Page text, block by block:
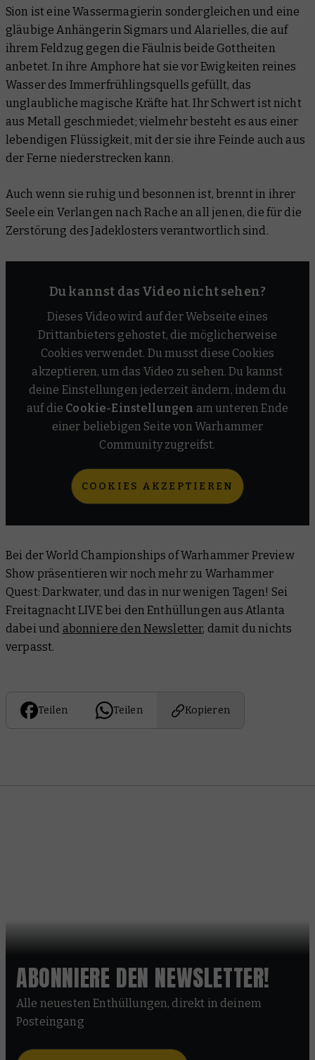
Sion ist eine Wassermagierin sondergleichen und eine
gläubige Anhängerin Sigmars und Alarielles, die auf
ihrem Feldzug gegen die Fäulnis beide Gottheiten
anbetet. In ihre Amphore hat sie vor Ewigkeiten reines
Wasser des Immerfrühlingsquells gefüllt, das
unglaubliche magische Kräfte hat. Ihr Schwert ist nicht
aus Metall geschmiedet; vielmehr besteht es aus einer
lebendigen Flüssigkeit, mit der sie ihre Feinde auch aus
der Ferne niederstrecken kann.
Auch wenn sie ruhig und besonnen ist, brennt in ihrer
Seele ein Verlangen nach Rache an all jenen, die für die
Zerstörung des Jadeklosters verantwortlich sind.
Du kannst das Video nicht sehen?
Dieses Video wird auf der Webseite eines
Drittanbieters gehostet, die möglicherweise
Cookies verwendet. Du musst diese Cookies
akzeptieren, um das Video zu sehen. Du kannst
deine Einstellungen jederzeit ändern, indem du
auf die Cookie-Einstellungen am unteren Ende
einer beliebigen Seite von Warhammer
Community zugreifst.
COOKIES AKZEPTIEREN
Bei der World Championships of Warhammer Preview
Show präsentieren wir noch mehr zu Warhammer
Quest: Darkwater, und das in nur wenigen Tagen! Sei
Freitagnacht LIVE bei den Enthüllungen aus Atlanta
dabei und abonniere den Newsletter, damit du nichts
verpasst.
Teilen Teilen Kopieren
ABONNIERE DEN NEWSLETTER!
Alle neuesten Enthüllungen, direkt in deinem
Posteingang